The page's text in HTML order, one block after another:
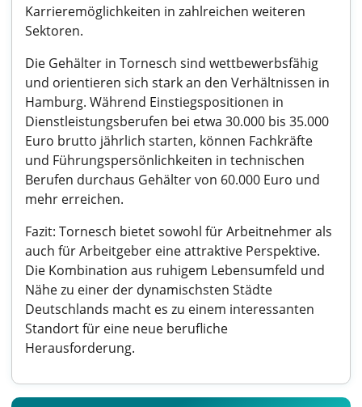
Karrieremöglichkeiten in zahlreichen weiteren
Sektoren.
Die Gehälter in Tornesch sind wettbewerbsfähig
und orientieren sich stark an den Verhältnissen in
Hamburg. Während Einstiegspositionen in
Dienstleistungsberufen bei etwa 30.000 bis 35.000
Euro brutto jährlich starten, können Fachkräfte
und Führungspersönlichkeiten in technischen
Berufen durchaus Gehälter von 60.000 Euro und
mehr erreichen.
Fazit: Tornesch bietet sowohl für Arbeitnehmer als
auch für Arbeitgeber eine attraktive Perspektive.
Die Kombination aus ruhigem Lebensumfeld und
Nähe zu einer der dynamischsten Städte
Deutschlands macht es zu einem interessanten
Standort für eine neue berufliche
Herausforderung.